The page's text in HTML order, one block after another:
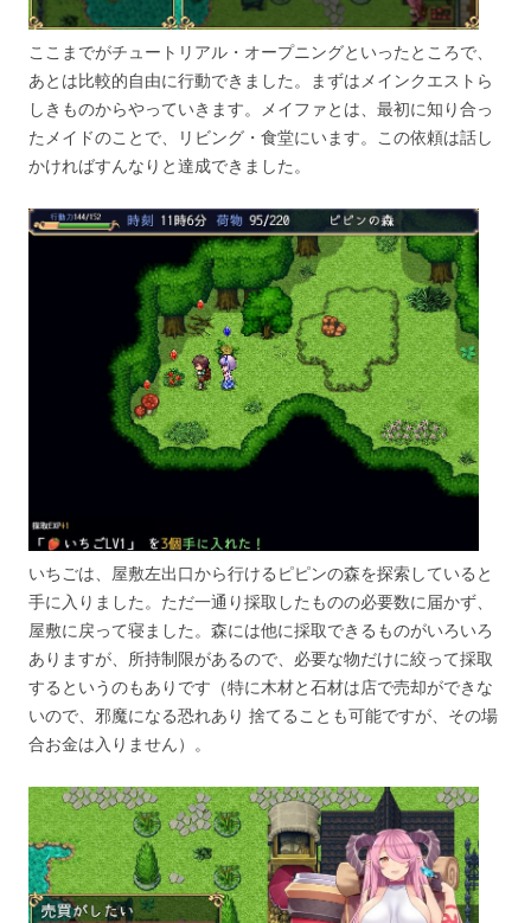
ここまでがチュートリアル・オープニングといったところで、
あとは比較的自由に行動できました。まずはメインクエストら
しきものからやっていきます。メイファとは、最初に知り合っ
たメイドのことで、リビング・食堂にいます。この依頼は話し
かければすんなりと達成できました。
いちごは、屋敷左出口から行けるピピンの森を探索していると
手に入りました。ただ一通り採取したものの必要数に届かず、
屋敷に戻って寝ました。森には他に採取できるものがいろいろ
ありますが、所持制限があるので、必要な物だけに絞って採取
するというのもありです（特に木材と石材は店で売却ができな
いので、邪魔になる恐れあり 捨てることも可能ですが、その場
合お金は入りません）。